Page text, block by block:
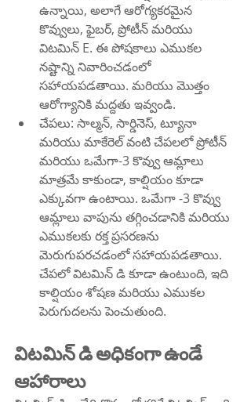
ఉన్నాయి, అలాగే ఆరోగ్యకరమైన
కొవ్వులు, ఫైబర్, ప్రోటీన్ మరియు
విటమిన్ E. ఈ పోషకాలు ఎముకల
నష్టాన్ని నివారించడంలో
సహాయపడతాయి. మరియు మొత్తం
ఆరోగ్యానికి మద్దతు ఇవ్వండి.
చేపలు: సాల్మన్, సార్డినెస్, ట్యూనా
మరియు మాకేరెల్ వంటి చేపలలో ప్రోటీన్
మరియు ఒమేగా-3 కొవ్వు ఆమ్లాలు
మాత్రమే కాకుండా, కాల్షియం కూడా
ఎక్కువగా ఉంటాయి. ఒమేగా -3 కొవ్వు
ఆమ్లాలు వాపును తగ్గించడానికి మరియు
ఎముకలకు రక్త ప్రసరణను
మెరుగుపరచడంలో సహాయపడతాయి.
చేపలో విటమిన్ డి కూడా ఉంటుంది, ఇది
కాల్షియం శోషణ మరియు ఎముకల
పెరుగుదలను పెంచుతుంది.
విటమిన్ డి అధికంగా ఉండే
ఆహారాలు